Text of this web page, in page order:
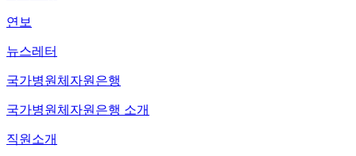
연보
뉴스레터
국가병원체자원은행
국가병원체자원은행 소개
직원소개